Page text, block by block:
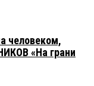
человеком,
«На грани